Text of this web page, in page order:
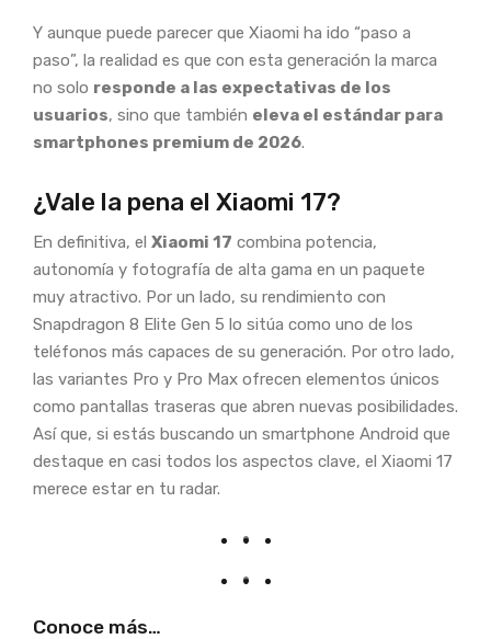
Y aunque puede parecer que Xiaomi ha ido “paso a
paso”, la realidad es que con esta generación la marca
no solo responde a las expectativas de los
usuarios, sino que también eleva el estándar para
smartphones premium de 2026.
¿Vale la pena el Xiaomi 17?
En definitiva, el Xiaomi 17 combina potencia,
autonomía y fotografía de alta gama en un paquete
muy atractivo. Por un lado, su rendimiento con
Snapdragon 8 Elite Gen 5 lo sitúa como uno de los
teléfonos más capaces de su generación. Por otro lado,
las variantes Pro y Pro Max ofrecen elementos únicos
como pantallas traseras que abren nuevas posibilidades.
Así que, si estás buscando un smartphone Android que
destaque en casi todos los aspectos clave, el Xiaomi 17
merece estar en tu radar.
Conoce más…